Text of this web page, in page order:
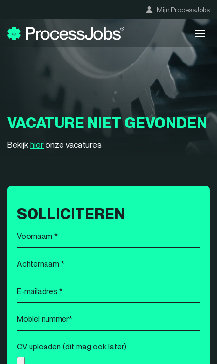
Mijn ProcessJobs
VACATURE NIET GEVONDEN
Bekijk hier onze vacatures
SOLLICITEREN
Voornaam
*
Achternaam
*
E-
mailadres
*
Mobiel
nummer
*
CV uploaden (dit mag ook later)